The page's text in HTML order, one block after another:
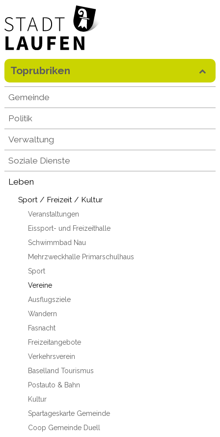
Direkt zum Inhalt springen
Mobilenavigation
Gemeinde
Politik
Verwaltung
Soziale Dienste
Leben
Sport / Freizeit / Kultur
Veranstaltungen
Eissport- und Freizeithalle
Schwimmbad Nau
Mehrzweckhalle Primarschulhaus
Sport
Vereine
Ausflugsziele
Wandern
Fasnacht
Freizeitangebote
Verkehrsverein
Baselland Tourismus
Postauto & Bahn
Kultur
Spartageskarte Gemeinde
Coop Gemeinde Duell
Toprubriken